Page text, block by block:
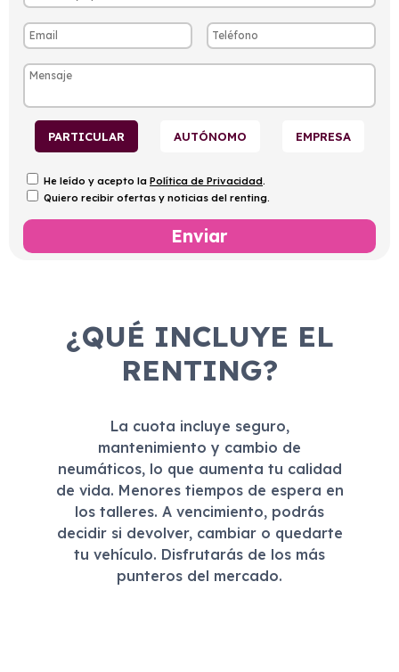
PARTICULAR AUTÓNOMO EMPRESA
He leído y acepto la Política de Privacidad.
Quiero recibir ofertas y noticias del renting.
¿QUÉ INCLUYE EL
RENTING?
La cuota incluye seguro,
mantenimiento y cambio de
neumáticos, lo que aumenta tu calidad
de vida. Menores tiempos de espera en
los talleres. A vencimiento, podrás
decidir si devolver, cambiar o quedarte
tu vehículo. Disfrutarás de los más
punteros del mercado.